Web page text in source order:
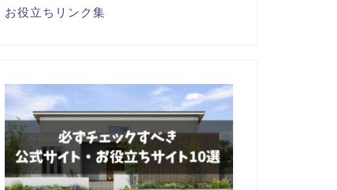
お役立ちリンク集